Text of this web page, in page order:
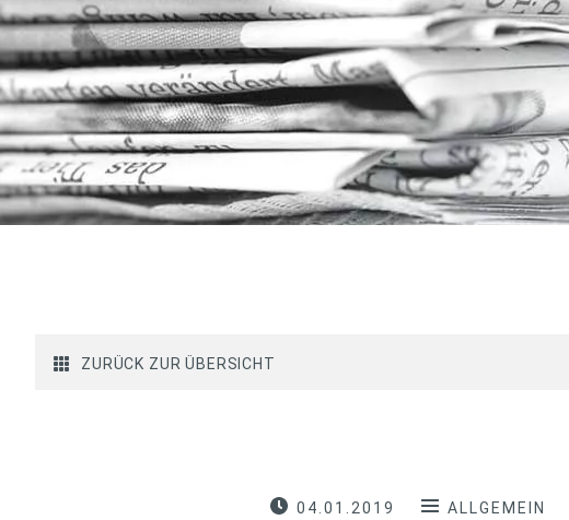
ZURÜCK ZUR ÜBERSICHT
04.01.2019 ALLGEMEIN